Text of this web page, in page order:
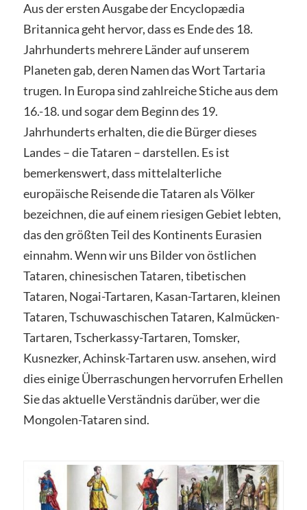
Aus der ersten Ausgabe der Encyclopædia
Britannica geht hervor, dass es Ende des 18.
Jahrhunderts mehrere Länder auf unserem
Planeten gab, deren Namen das Wort Tartaria
trugen. In Europa sind zahlreiche Stiche aus dem
16.-18. und sogar dem Beginn des 19.
Jahrhunderts erhalten, die die Bürger dieses
Landes – die Tataren – darstellen. Es ist
bemerkenswert, dass mittelalterliche
europäische Reisende die Tataren als Völker
bezeichnen, die auf einem riesigen Gebiet lebten,
das den größten Teil des Kontinents Eurasien
einnahm. Wenn wir uns Bilder von östlichen
Tataren, chinesischen Tataren, tibetischen
Tataren, Nogai-Tartaren, Kasan-Tartaren, kleinen
Tataren, Tschuwaschischen Tataren, Kalmücken-
Tartaren, Tscherkassy-Tartaren, Tomsker,
Kusnezker, Achinsk-Tartaren usw. ansehen, wird
dies einige Überraschungen hervorrufen Erhellen
Sie das aktuelle Verständnis darüber, wer die
Mongolen-Tataren sind.